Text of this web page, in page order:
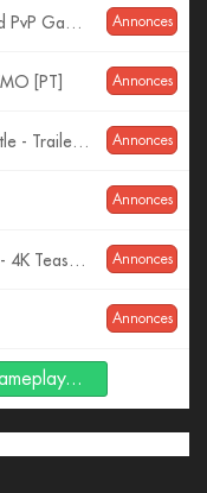
Annonces
Annonces
[PT]
Annonces
Annonces
Annonces
Annonces